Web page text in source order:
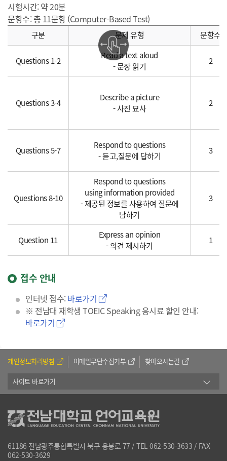
시험시간: 약 20분
문항수: 총 11문항 (Computer-Based Test)
구분 문제 유형 문항수
Questions 1-2
Read a text aloud
- 문장 읽기
2
Questions 3-4
Describe a picture
- 사진 묘사
2
Questions 5-7
Respond to questions
- 듣고,질문에 답하기
3
Questions 8-10
Respond to questions
using information provided
- 제공된 정보를 사용하여 질문에
답하기
3
Question 11
Express an opinion
- 의견 제시하기
1
접수 안내
인터넷 접수:바로가기
※ 전남대 재학생 TOEIC Speaking 응시료 할인 안내:
바로가기
개인정보처리방침 이메일무단수집거부 찾아오시는길
사이트 바로가기
61186 전남광주통합특별시 북구 용봉로 77 / TEL 062-530-3633 / FAX
062-530-3629